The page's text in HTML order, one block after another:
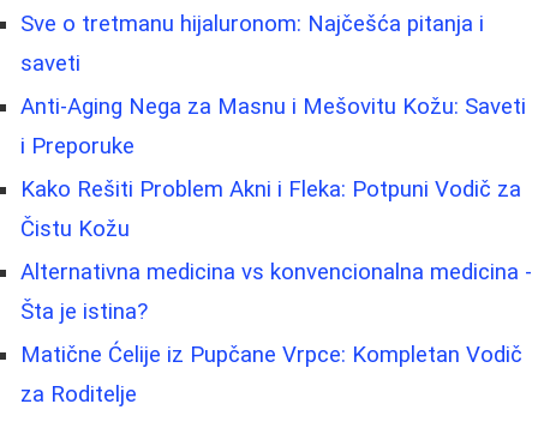
Sve o tretmanu hijaluronom: Najčešća pitanja i
saveti
Anti-Aging Nega za Masnu i Mešovitu Kožu: Saveti
i Preporuke
Kako Rešiti Problem Akni i Fleka: Potpuni Vodič za
Čistu Kožu
Alternativna medicina vs konvencionalna medicina -
Šta je istina?
Matične Ćelije iz Pupčane Vrpce: Kompletan Vodič
za Roditelje